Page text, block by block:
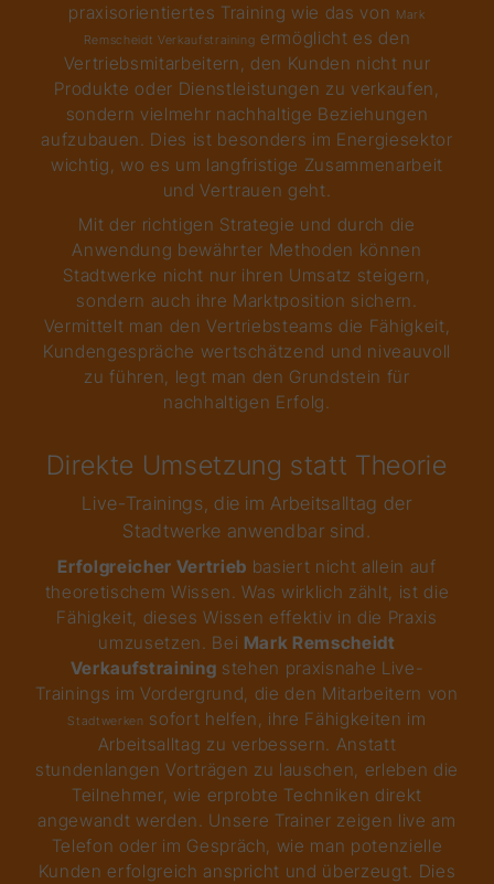
praxisorientiertes Training wie das von Mark
Remscheidt Verkaufstraining ermöglicht es den
Vertriebsmitarbeitern, den Kunden nicht nur
Produkte oder Dienstleistungen zu verkaufen,
sondern vielmehr nachhaltige Beziehungen
aufzubauen. Dies ist besonders im Energiesektor
wichtig, wo es um langfristige Zusammenarbeit
und Vertrauen geht.
Mit der richtigen Strategie und durch die
Anwendung bewährter Methoden können
Stadtwerke nicht nur ihren Umsatz steigern,
sondern auch ihre Marktposition sichern.
Vermittelt man den Vertriebsteams die Fähigkeit,
Kundengespräche wertschätzend und niveauvoll
zu führen, legt man den Grundstein für
nachhaltigen Erfolg.
Direkte Umsetzung statt Theorie
Live-Trainings, die im Arbeitsalltag der
Stadtwerke anwendbar sind.
Erfolgreicher Vertrieb basiert nicht allein auf
theoretischem Wissen. Was wirklich zählt, ist die
Fähigkeit, dieses Wissen effektiv in die Praxis
umzusetzen. Bei Mark Remscheidt
Verkaufstraining stehen praxisnahe Live-
Trainings im Vordergrund, die den Mitarbeitern von
Stadtwerken sofort helfen, ihre Fähigkeiten im
Arbeitsalltag zu verbessern. Anstatt
stundenlangen Vorträgen zu lauschen, erleben die
Teilnehmer, wie erprobte Techniken direkt
angewandt werden. Unsere Trainer zeigen live am
Telefon oder im Gespräch, wie man potenzielle
Kunden erfolgreich anspricht und überzeugt. Dies